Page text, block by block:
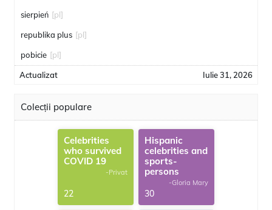
sierpień [pl]
republika plus [pl]
pobicie [pl]
Actualizat Iulie 31, 2026
Colecții populare
Celebrities
who survived
COVID 19
-Privat
22
Hispanic
celebrities and
sports-
persons
-Gloria Mary
30